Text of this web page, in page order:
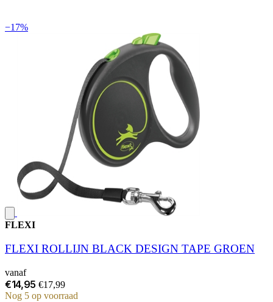
−17%
FLEXI
FLEXI ROLLIJN BLACK DESIGN TAPE GROEN
vanaf
€14,95 €17,99
Nog 5 op voorraad